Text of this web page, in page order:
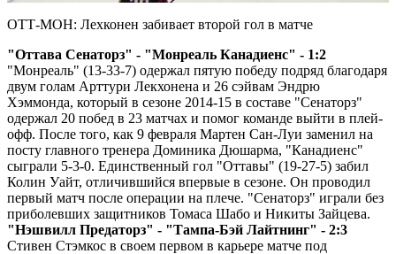
Video
ОТТ-МОН: Лехконен забивает второй гол в матче
"Оттава Сенаторз" - "Монреаль Канадиенс" - 1:2
"Монреаль" (13-33-7) одержал пятую победу подряд благодаря
двум голам Арттури Лекхонена и 26 сэйвам Эндрю
Хэммонда, который в сезоне 2014-15 в составе "Сенаторз"
одержал 20 побед в 23 матчах и помог команде выйти в плей-
офф. После того, как 9 февраля Мартен Сан-Луи заменил на
посту главного тренера Доминика Дюшарма, "Канадиенс"
сыграли 5-3-0. Единственный гол "Оттавы" (19-27-5) забил
Колин Уайт, отличившийся впервые в сезоне. Он проводил
первый матч после операции на плече. "Сенаторз" играли без
приболевших защитников Томаса Шабо и Никиты Зайцева.
"Нэшвилл Предаторз" - "Тампа-Бэй Лайтнинг" - 2:3
Стивен Стэмкос в своем первом в карьере матче под